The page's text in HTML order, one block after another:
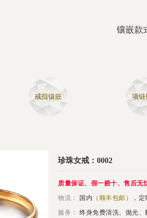
镶嵌款
戒指镶嵌 项链
珍珠女戒：0002
质量保证、假一赔十、售后无
物流：
国内 （顺丰包邮）
，
服务：
终身免费清洗、抛光、